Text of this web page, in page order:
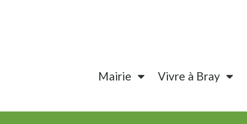
Mairie Vivre à Bray